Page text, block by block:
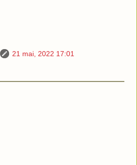
21 mai, 2022 17:01